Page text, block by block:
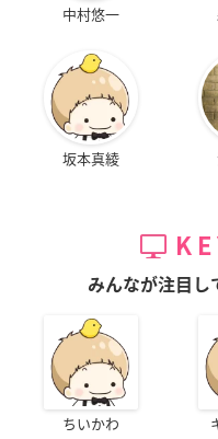
中村悠一
坂本真綾
みんなが注目し
ちいかわ